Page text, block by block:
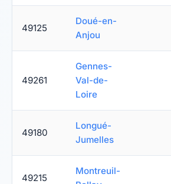
49125
Doué-en-
Anjou
49261
Gennes-
Val-de-
Loire
49180
Longué-
Jumelles
49215
Montreuil-